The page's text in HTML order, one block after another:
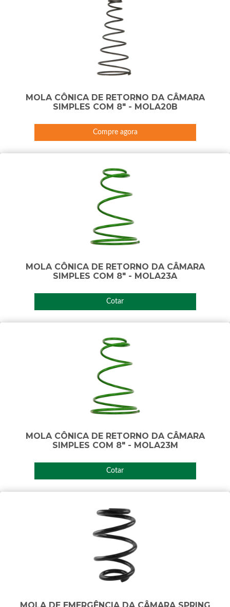
MOLA CÔNICA DE RETORNO DA CÂMARA
SIMPLES COM 8" - MOLA20B
Compre agora
MOLA CÔNICA DE RETORNO DA CÂMARA
SIMPLES COM 8" - MOLA23A
Cotar
MOLA CÔNICA DE RETORNO DA CÂMARA
SIMPLES COM 8" - MOLA23M
Cotar
MOLA DE EMERGÊNCIA DA CÂMARA SPRING